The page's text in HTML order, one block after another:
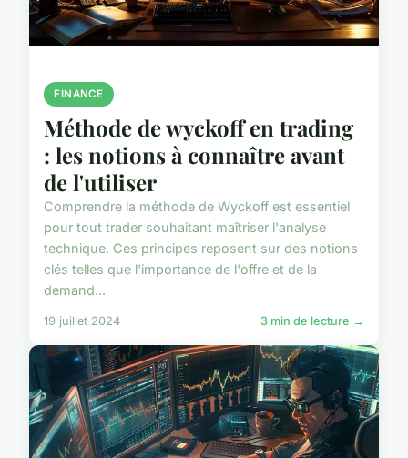
FINANCE
Méthode de wyckoff en trading
: les notions à connaître avant
de l'utiliser
Comprendre la méthode de Wyckoff est essentiel
pour tout trader souhaitant maîtriser l'analyse
technique. Ces principes reposent sur des notions
clés telles que l'importance de l'offre et de la
demand...
19 juillet 2024 3 min de lecture →